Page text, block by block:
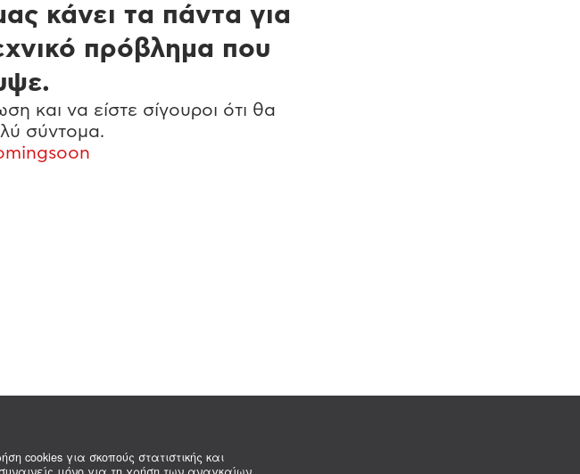
cookies για σκοπούς στατιστικής και
κάνει τα πάντα για
πρόβλημα που
και να είστε σίγουροι ότι θα
σύντομα.